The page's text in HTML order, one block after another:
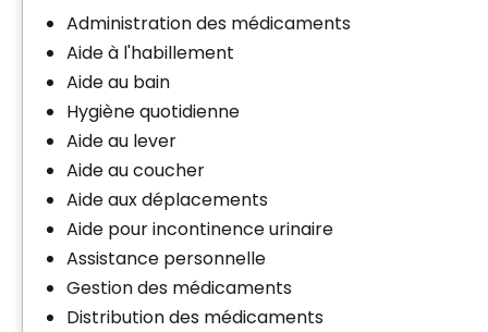
Administration des médicaments
Aide à l'habillement
Aide au bain
Hygiène quotidienne
Aide au lever
Aide au coucher
Aide aux déplacements
Aide pour incontinence urinaire
Assistance personnelle
Gestion des médicaments
Distribution des médicaments